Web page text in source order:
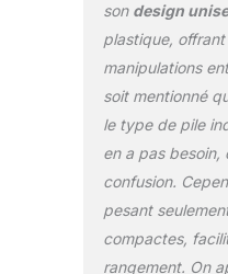
son design
plastique,
manipulations
soit mentionné
le type de pile
en a pas
confusion.
pesant
compactes,
rangement. On